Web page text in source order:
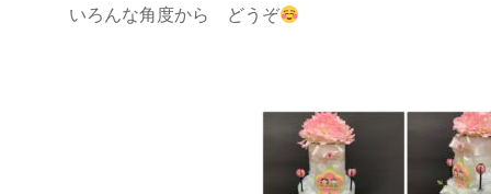
いろんな角度から どうぞ